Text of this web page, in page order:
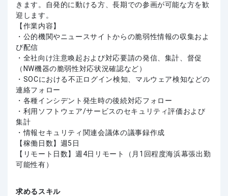
きます。自発的に動ける方、長期での参画が可能な方を歓
迎します。
【作業内容】
・公的機関やニュースサイトからの脆弱性情報の収集およ
び配信
・全社向け注意喚起および対応要請の発信、集計、督促
（NW機器の脆弱性対応状況確認など）
・SOCにおける不正ログイン検知、マルウェア検知などの
連絡フォロー
・各種インシデント発生時の後続対応フォロー
・利用ソフトウェア/サービスのセキュリティ評価および
集計
・情報セキュリティ関連会議体の議事録作成
【稼働日数】週5日
【リモート日数】週4日リモート（月1回程度海浜幕張出勤
可能性有）
求めるスキル